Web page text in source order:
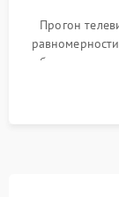
Прогон
работы
в